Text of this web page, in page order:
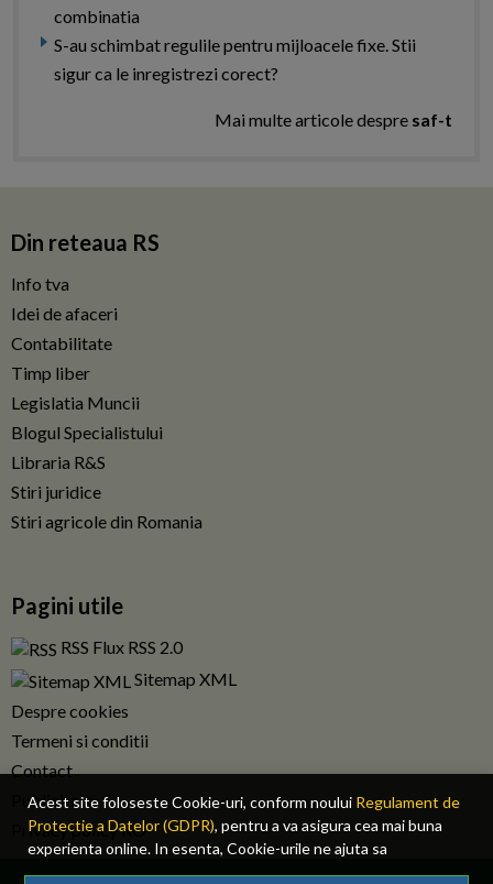
Acest site foloseste Cookie-uri, conform noului Regulament de
Protectie a Datelor (GDPR), pentru a va asigura cea mai buna
experienta online. In esenta, Cookie-urile ne ajuta sa
imbunatatim continutul de pe site, oferindu-va dvs., cititorul, o
combinatia
S-au schimbat regulile pentru mijloacele fixe. Stii
sigur ca le inregistrezi corect?
Mai multe articole despre saf-t
Din reteaua RS
Info tva
Idei de afaceri
Contabilitate
Timp liber
Legislatia Muncii
Blogul Specialistului
Libraria R&S
Stiri juridice
Stiri agricole din Romania
Pagini utile
RSS Flux RSS 2.0
Sitemap XML
Despre cookies
Termeni si conditii
Contact
Publicitate
Privacy policy RO